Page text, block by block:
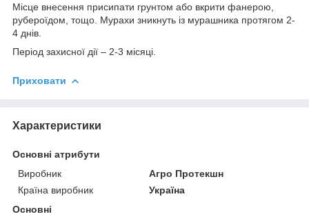
Місце внесення присипати грунтом або вкрити фанерою,
рубероїдом, тощо. Мурахи зникнуть із мурашника протягом 2-
4 днів.
Період захисної дії – 2-3 місяці.
Приховати
Характеристики
Основні атрибути
Виробник
Агро Протекшн
Країна виробник
Україна
Основні